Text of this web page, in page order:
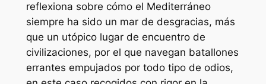
reflexiona sobre cómo el Mediterráneo
siempre ha sido un mar de desgracias, más
que un utópico lugar de encuentro de
civilizaciones, por el que navegan batallones
errantes empujados por todo tipo de odios,